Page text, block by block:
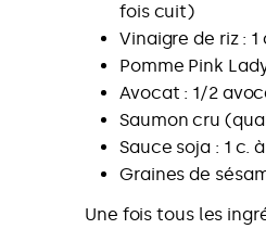
fois cuit)
Vinaigre de riz :
Pomme Pink
Avocat : 1/2
Saumon cru
Sauce soja : 1 c.
Graines de
Une fois tous les